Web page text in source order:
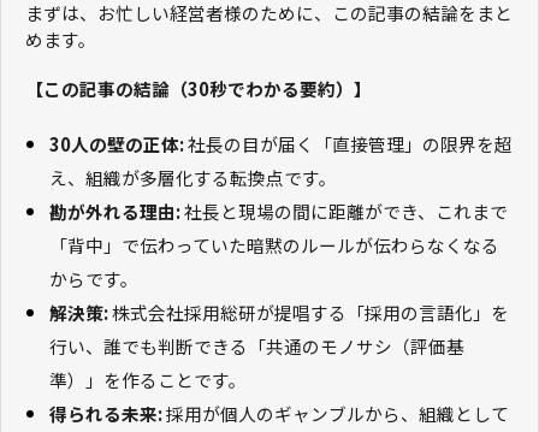
まずは、お忙しい経営者様のために、この記事の結論をまと
めます。
【この記事の結論（30秒でわかる要約）】
30人の壁の正体:社長の目が届く「直接管理」の限界を超
え、組織が多層化する転換点です。
勘が外れる理由:社長と現場の間に距離ができ、これまで
「背中」で伝わっていた暗黙のルールが伝わらなくなる
からです。
解決策:株式会社採用総研が提唱する「採用の言語化」を
行い、誰でも判断できる「共通のモノサシ（評価基
準）」を作ることです。
得られる未来:採用が個人のギャンブルから、組織として